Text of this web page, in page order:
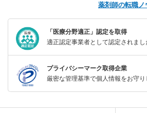
薬剤師の転職ノ
「医療分野適正」認定を取得
適正認定事業者として認定されまし
プライバシーマーク取得企業
厳密な管理基準で個人情報をお守り